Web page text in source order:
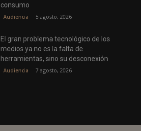
consumo
Audiencia 5 agosto, 2026
El gran problema tecnológico de los
medios ya no es la falta de
herramientas, sino su desconexión
Audiencia 7 agosto, 2026